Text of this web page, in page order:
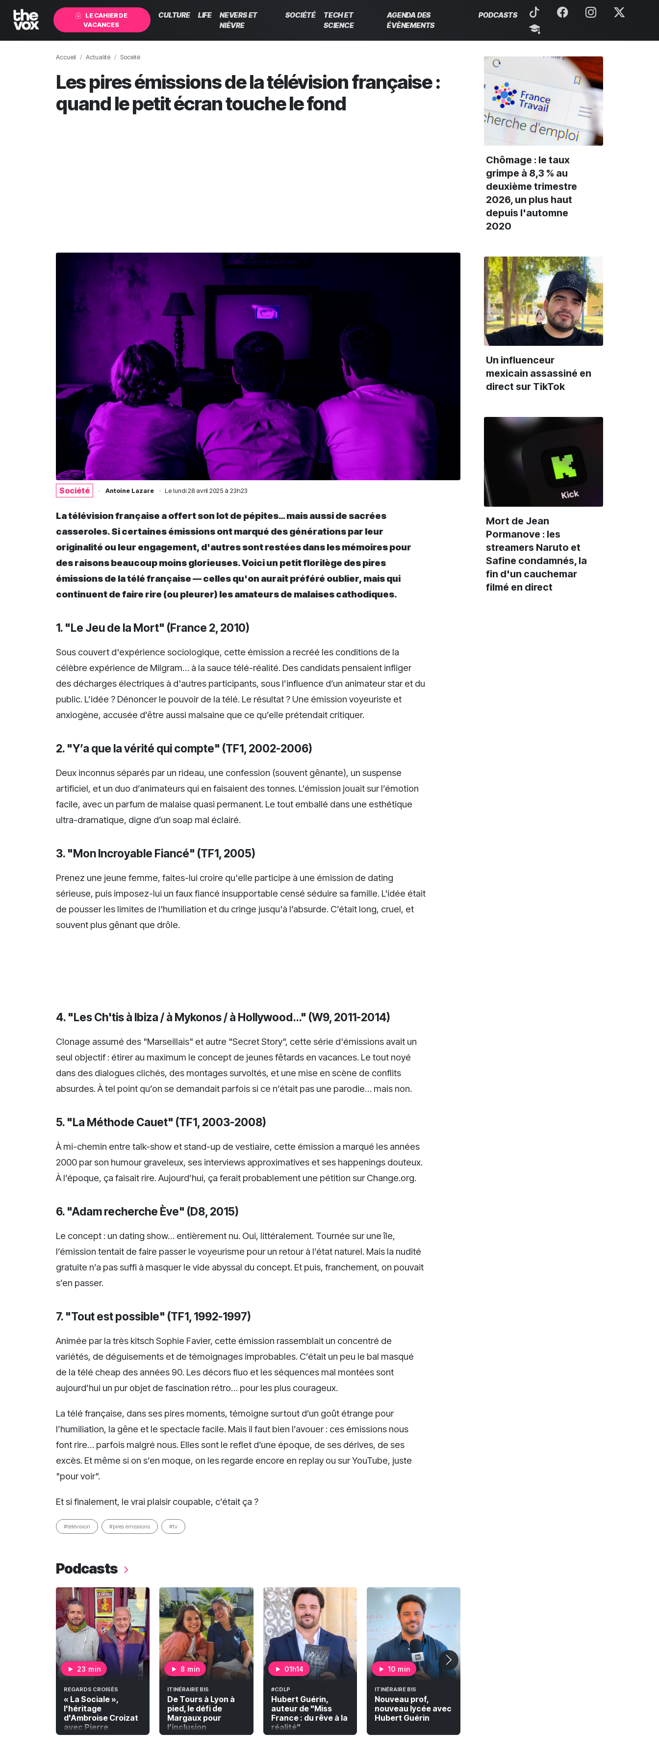
LE CAHIER DE
VACANCES
CULTURE LIFE
NEVERS ET
NIÈVRE
SOCIÉTÉ
TECH ET
SCIENCE
AGENDA DES
ÉVÈNEMENTS
PODCASTS
Accueil Actualité Société
Les pires émissions de la télévision française :
quand le petit écran touche le fond
Société · Antoine Lazare · Le lundi 28 avril 2025 à 23h23
La télévision française a offert son lot de pépites… mais aussi de sacrées
casseroles. Si certaines émissions ont marqué des générations par leur
originalité ou leur engagement, d'autres sont restées dans les mémoires pour
des raisons beaucoup moins glorieuses. Voici un petit florilège des pires
émissions de la télé française — celles qu'on aurait préféré oublier, mais qui
continuent de faire rire (ou pleurer) les amateurs de malaises cathodiques.
1. "Le Jeu de la Mort" (France 2, 2010)
Sous couvert d'expérience sociologique, cette émission a recréé les conditions de la
célèbre expérience de Milgram… à la sauce télé-réalité. Des candidats pensaient infliger
des décharges électriques à d'autres participants, sous l’influence d’un animateur star et du
public. L’idée ? Dénoncer le pouvoir de la télé. Le résultat ? Une émission voyeuriste et
anxiogène, accusée d’être aussi malsaine que ce qu’elle prétendait critiquer.
2. "Y’a que la vérité qui compte" (TF1, 2002-2006)
Deux inconnus séparés par un rideau, une confession (souvent gênante), un suspense
artificiel, et un duo d’animateurs qui en faisaient des tonnes. L'émission jouait sur l’émotion
facile, avec un parfum de malaise quasi permanent. Le tout emballé dans une esthétique
ultra-dramatique, digne d’un soap mal éclairé.
3. "Mon Incroyable Fiancé" (TF1, 2005)
Prenez une jeune femme, faites-lui croire qu'elle participe à une émission de dating
sérieuse, puis imposez-lui un faux fiancé insupportable censé séduire sa famille. L'idée était
de pousser les limites de l'humiliation et du cringe jusqu'à l’absurde. C’était long, cruel, et
souvent plus gênant que drôle.
4. "Les Ch'tis à Ibiza / à Mykonos / à Hollywood…" (W9, 2011-2014)
Clonage assumé des "Marseillais" et autre "Secret Story", cette série d'émissions avait un
seul objectif : étirer au maximum le concept de jeunes fêtards en vacances. Le tout noyé
dans des dialogues clichés, des montages survoltés, et une mise en scène de conflits
absurdes. À tel point qu’on se demandait parfois si ce n’était pas une parodie… mais non.
5. "La Méthode Cauet" (TF1, 2003-2008)
À mi-chemin entre talk-show et stand-up de vestiaire, cette émission a marqué les années
2000 par son humour graveleux, ses interviews approximatives et ses happenings douteux.
À l’époque, ça faisait rire. Aujourd’hui, ça ferait probablement une pétition sur Change.org.
6. "Adam recherche Ève" (D8, 2015)
Le concept : un dating show… entièrement nu. Oui, littéralement. Tournée sur une île,
l’émission tentait de faire passer le voyeurisme pour un retour à l’état naturel. Mais la nudité
gratuite n’a pas suffi à masquer le vide abyssal du concept. Et puis, franchement, on pouvait
s’en passer.
7. "Tout est possible" (TF1, 1992-1997)
Animée par la très kitsch Sophie Favier, cette émission rassemblait un concentré de
variétés, de déguisements et de témoignages improbables. C’était un peu le bal masqué
de la télé cheap des années 90. Les décors fluo et les séquences mal montées sont
aujourd’hui un pur objet de fascination rétro… pour les plus courageux.
La télé française, dans ses pires moments, témoigne surtout d’un goût étrange pour
l’humiliation, la gêne et le spectacle facile. Mais il faut bien l’avouer : ces émissions nous
font rire… parfois malgré nous. Elles sont le reflet d’une époque, de ses dérives, de ses
excès. Et même si on s’en moque, on les regarde encore en replay ou sur YouTube, juste
"pour voir".
Et si finalement, le vrai plaisir coupable, c’était ça ?
#télévision #pires émissions #tv
Podcasts
23 min
REGARDS CROISÉS
« La Sociale »,
l'héritage
d'Ambroise Croizat
avec Pierre
Caillaud-Croizat et
8 min
ITINÉRAIRE BIS
De Tours à Lyon à
pied, le défi de
Margaux pour
l’inclusion
01h14
#CDLP
Hubert Guérin,
auteur de "Miss
France : du rêve à la
réalité"
10 min
ITINÉRAIRE BIS
Nouveau prof,
nouveau lycée avec
Hubert Guérin
Chômage : le taux
grimpe à 8,3 % au
deuxième trimestre
2026, un plus haut
depuis l'automne
2020
Un influenceur
mexicain assassiné en
direct sur TikTok
Mort de Jean
Pormanove : les
streamers Naruto et
Safine condamnés, la
fin d'un cauchemar
filmé en direct